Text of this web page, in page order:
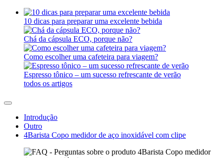
10 dicas para preparar uma excelente bebida
Chá da cápsula ECO, porque não?
Como escolher uma cafeteira para viagem?
Espresso tônico – um sucesso refrescante de verão
todos os artigos
Introdução
Outro
4Barista Copo medidor de aço inoxidável com clipe